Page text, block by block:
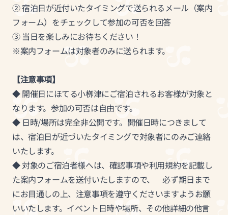
② 宿泊日が近付いたタイミングで送られるメール（案内
フォーム）をチェックして参加の可否を回答
③ 当日を楽しみにお待ちください！
※案内フォームは対象者のみに送られます。
【注意事項】
◆ 開催日にほてる小栁津にご宿泊されるお客様が対象と
なります。参加の可否は自由です。
◆ 日時/場所は完全非公開です。開催日時につきまして
は、宿泊日が近づいたタイミングで対象者にのみご連絡
いたします。
◆ 対象のご宿泊者様へは、確認事項や利用規約を記載し
た案内フォームを送付いたしますので、 必ず期日まで
にお目通しの上、注意事項を遵守くださいますようお願
いいたします。イベント日時や場所、その他詳細の他言